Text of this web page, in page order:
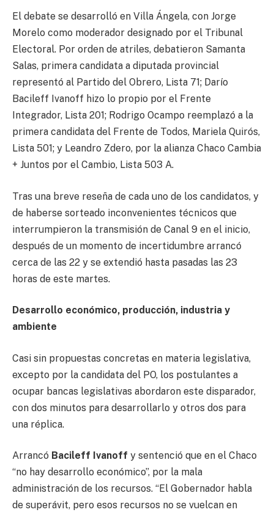
El debate se desarrolló en Villa Ángela, con Jorge
Morelo como moderador designado por el Tribunal
Electoral. Por orden de atriles, debatieron Samanta
Salas, primera candidata a diputada provincial
representó al Partido del Obrero, Lista 71; Darío
Bacileff Ivanoff hizo lo propio por el Frente
Integrador, Lista 201; Rodrigo Ocampo reemplazó a la
primera candidata del Frente de Todos, Mariela Quirós,
Lista 501; y Leandro Zdero, por la alianza Chaco Cambia
+ Juntos por el Cambio, Lista 503 A.
Tras una breve reseña de cada uno de los candidatos, y
de haberse sorteado inconvenientes técnicos que
interrumpieron la transmisión de Canal 9 en el inicio,
después de un momento de incertidumbre arrancó
cerca de las 22 y se extendió hasta pasadas las 23
horas de este martes.
Desarrollo económico, producción, industria y
ambiente
Casi sin propuestas concretas en materia legislativa,
excepto por la candidata del PO, los postulantes a
ocupar bancas legislativas abordaron este disparador,
con dos minutos para desarrollarlo y otros dos para
una réplica.
Arrancó Bacileff Ivanoff y sentenció que en el Chaco
“no hay desarrollo económico”, por la mala
administración de los recursos. “El Gobernador habla
de superávit, pero esos recursos no se vuelcan en